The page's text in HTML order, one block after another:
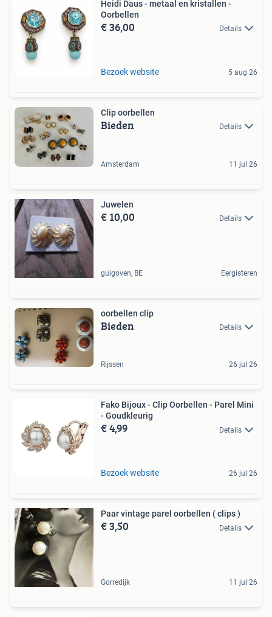
Heidi Daus - metaal en kristallen -
Oorbellen
€ 36,00 Details
Bezoek website 5 aug 26
Clip oorbellen
Bieden Details
Amsterdam 11 jul 26
Juwelen
€ 10,00 Details
guigoven, BE Eergisteren
oorbellen clip
Bieden Details
Rijssen 26 jul 26
Fako Bijoux - Clip Oorbellen - Parel Mini
- Goudkleurig
€ 4,99 Details
Bezoek website 26 jul 26
Paar vintage parel oorbellen ( clips )
€ 3,50 Details
Gorredijk 11 jul 26